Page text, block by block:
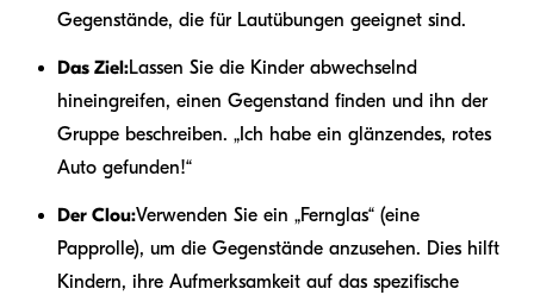
Gegenstände, die für Lautübungen geeignet sind.
Das Ziel:Lassen Sie die Kinder abwechselnd
hineingreifen, einen Gegenstand finden und ihn der
Gruppe beschreiben. „Ich habe ein glänzendes, rotes
Auto gefunden!“
Der Clou:Verwenden Sie ein „Fernglas“ (eine
Papprolle), um die Gegenstände anzusehen. Dies hilft
Kindern, ihre Aufmerksamkeit auf das spezifische